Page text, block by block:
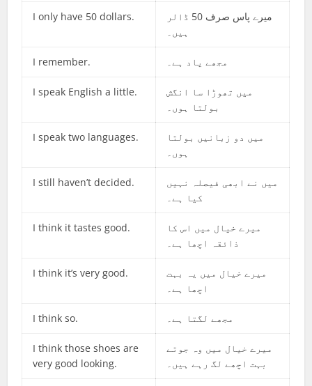
I only have 50 dollars.
میرے پاس صرف 50 ڈالر
ہیں۔
I remember. مجھے یاد ہے۔
I speak English a little.
میں تھوڑا سا انگش
بولتا ہوں۔
I speak two languages.
میں دو زبانیں بولتا
ہوں۔
I still haven’t decided.
میں نے ابھی فیصلہ نہیں
کیا ہے۔
I think it tastes good.
میرے خیال میں اس کا
ذائقہ اچھا ہے۔
I think it’s very good.
میرے خیال میں یہ بہت
اچھا ہے۔
I think so. مجھے لگتا ہے۔
I think those shoes are
very good looking.
میرے خیال میں وہ جوتے
بہت اچھے لگ رہے ہیں۔